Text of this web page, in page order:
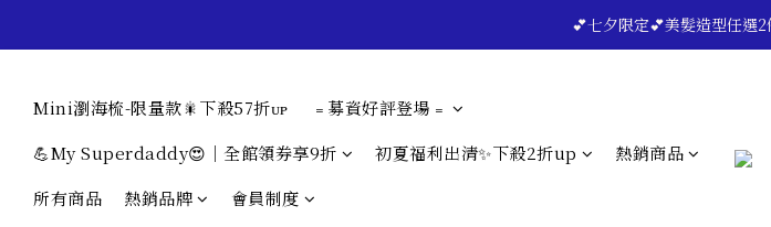
🔥💪My Superdad😍｜全館
💕七夕限定💕美髮造型任選
Mini瀏海梳-限量款🎇下殺57折ᴜᴘ
﹦募資好評登場﹦
💪My Superdaddy😍｜全館領券享9折
初夏福利出清✨下殺2折up
熱銷商品
所有商品
熱銷品牌 會員制度